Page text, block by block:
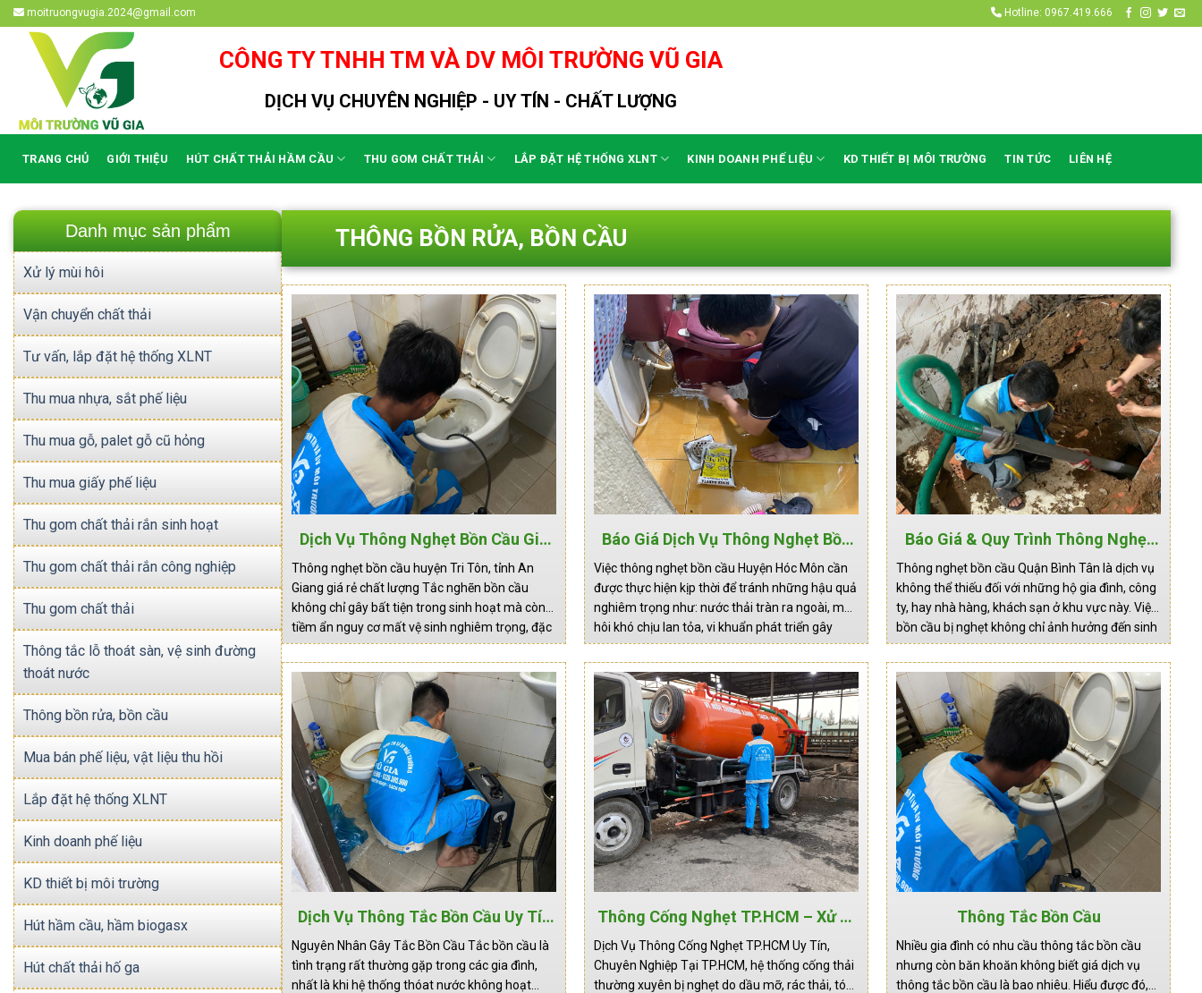
Skip
to
content
moitruongvugia.2024@gmail.com Hotline: 0967.419.666
CÔNG TY TNHH TM VÀ DV MÔI TRƯỜNG VŨ GIA
DỊCH VỤ CHUYÊN NGHIỆP - UY TÍN - CHẤT LƯỢNG
TRANG CHỦ GIỚI THIỆU HÚT CHẤT THẢI HẦM CẦU THU GOM CHẤT THẢI LẮP ĐẶT HỆ THỐNG XLNT KINH DOANH PHẾ LIỆU KD THIẾT BỊ MÔI TRƯỜNG TIN TỨC LIÊN HỆ
Danh mục sản phẩm
Xử lý mùi hôi
Vận chuyển chất thải
Tư vấn, lắp đặt hệ thống XLNT
Thu mua nhựa, sắt phế liệu
Thu mua gỗ, palet gỗ cũ hỏng
Thu mua giấy phế liệu
Thu gom chất thải rắn sinh hoạt
Thu gom chất thải rắn công nghiệp
Thu gom chất thải
Thông tắc lỗ thoát sàn, vệ sinh đường
thoát nước
Thông bồn rửa, bồn cầu
Mua bán phế liệu, vật liệu thu hồi
Lắp đặt hệ thống XLNT
Kinh doanh phế liệu
KD thiết bị môi trường
Hút hầm cầu, hầm biogasx
Hút chất thải hố ga
THÔNG BỒN RỬA, BỒN CẦU
Dịch Vụ Thông Nghẹt Bồn Cầu Giá
Rẻ 24/7 Tại Huyện Tri Tôn, Tỉnh An
Giang
Thông nghẹt bồn cầu huyện Tri Tôn, tỉnh An
Giang giá rẻ chất lượng Tắc nghẽn bồn cầu
không chỉ gây bất tiện trong sinh hoạt mà còn
tiềm ẩn nguy cơ mất vệ sinh nghiêm trọng, đặc
biệt khi không được xử lý kịp thời và đúng cách.
Tại huyện Tri Tôn – khu…
Báo Giá Dịch Vụ Thông Nghẹt Bồn
Cầu Huyện Hóc Môn Khắc Phục
Nhanh Chóng
Việc thông nghẹt bồn cầu Huyện Hóc Môn cần
được thực hiện kịp thời để tránh những hậu quả
nghiêm trọng như: nước thải tràn ra ngoài, mùi
hôi khó chịu lan tỏa, vi khuẩn phát triển gây
bệnh, và thậm chí là hư hỏng hệ thống đường
ống. Đặc biệt trong điều kiện khí…
Báo Giá & Quy Trình Thông Nghẹt
Bồn Cầu Quận Bình Tân Xử Lý Triệt
Để 100%, Giá Cả Cạnh Tranh
Thông nghẹt bồn cầu Quận Bình Tân là dịch vụ
không thể thiếu đối với những hộ gia đình, công
ty, hay nhà hàng, khách sạn ở khu vực này. Việc
bồn cầu bị nghẹt không chỉ ảnh hưởng đến sinh
hoạt, mà còn gây ra mùi hôi khó chịu, ảnh
hưởng đến sức khỏe…
Dịch Vụ Thông Tắc Bồn Cầu Uy Tín
– Báo Giá Mới Nhất
Nguyên Nhân Gây Tắc Bồn Cầu Tắc bồn cầu là
tình trạng rất thường gặp trong các gia đình,
nhất là khi hệ thống thóat nước không hoạt
Thông Cống Nghẹt TP.HCM – Xử Lý
Nhanh Gọn, Hiệu Quả, Không Gây
Mùi
Dịch Vụ Thông Cống Nghẹt TP.HCM Uy Tín,
Chuyên Nghiệp Tại TP.HCM, hệ thống cống thải
thường xuyên bị nghẹt do dầu mỡ, rác thải, tóc,
Thông Tắc Bồn Cầu
Nhiều gia đình có nhu cầu thông tắc bồn cầu
nhưng còn băn khoăn không biết giá dịch vụ
thông tắc bồn cầu là bao nhiêu. Hiểu được đó,